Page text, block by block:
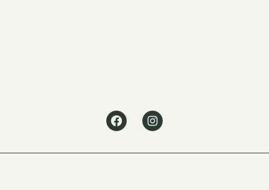
FacebookInstagram